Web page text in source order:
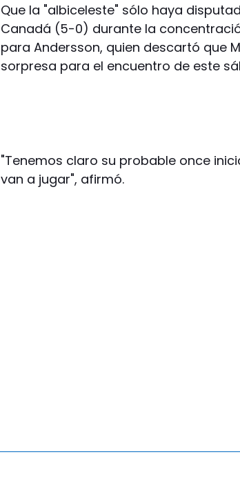
Que la "albiceleste" sólo haya
Canadá (5-0) durante la
para Andersson, quien descartó que
sorpresa para el encuentro de este
"Tenemos claro su probable once
van a jugar", afirmó.